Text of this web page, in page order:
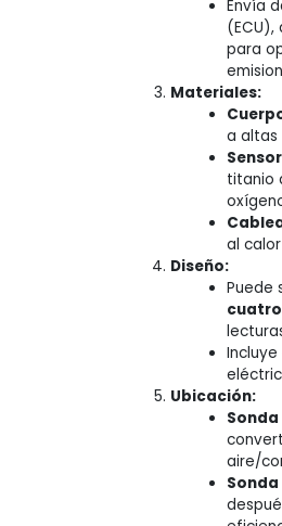
Envía
para
Materiales:
a altas
titanio
al
Diseño:
Puede
Ubicación:
aire/